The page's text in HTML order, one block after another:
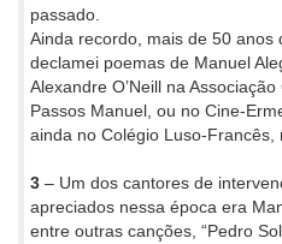
passado.
Ainda recordo, mais de 50 anos
declamei poemas de Manuel
Alexandre O’Neill na
Passos Manuel, ou no Cine-
ainda no Colégio Luso-Francês,
3 – Um dos cantores de
apreciados nessa época era
entre outras canções, “Pedro